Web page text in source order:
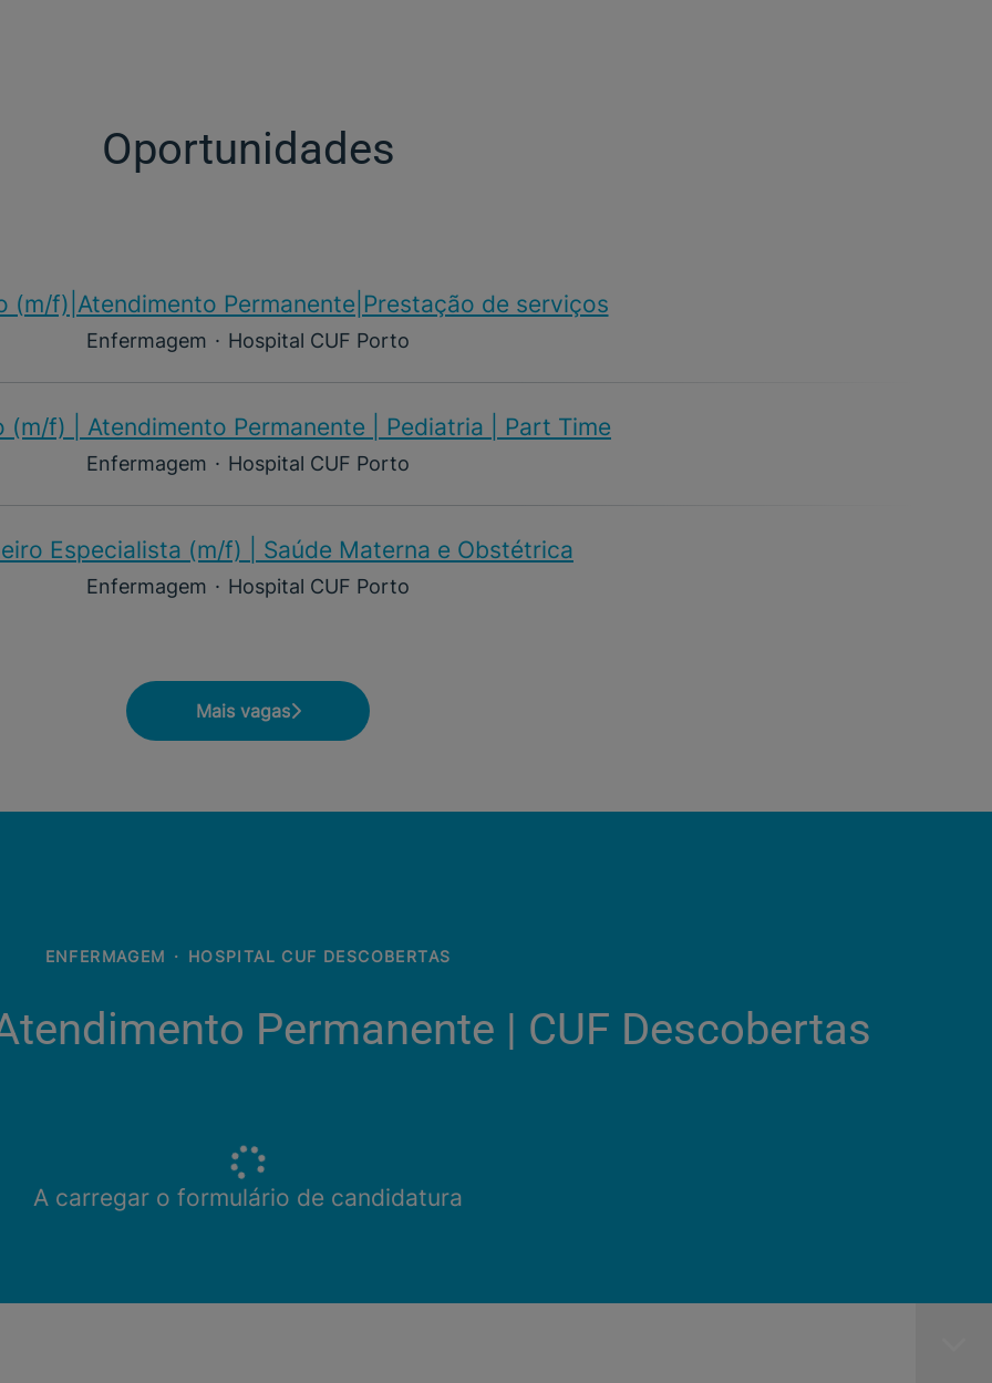
Oportunidades
(m/f)​|Atendimento Permanente|Prestação de serviços
Enfermagem · Hospital CUF Porto
(m/f)​ | Atendimento Permanente | Pediatria | Part Time
Enfermagem · Hospital CUF Porto
Especialista (m/f)​ | Saúde Materna e Obstétrica
Enfermagem · Hospital CUF Porto
Mais vagas
ENFERMAGEM · HOSPITAL CUF DESCOBERTAS
Permanente | CUF Descobertas
A carregar o formulário de candidatura